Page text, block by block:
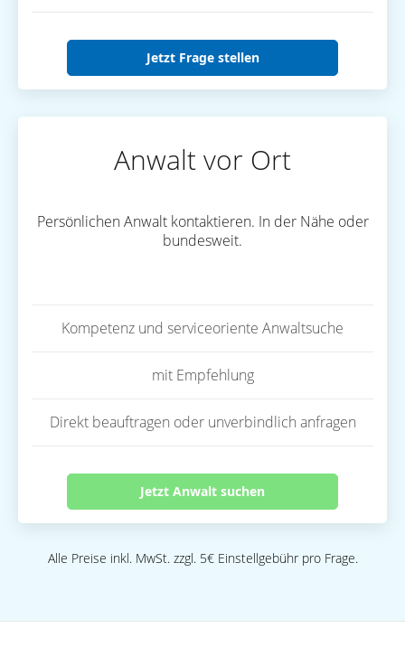
Jetzt Frage stellen
Anwalt vor Ort
Persönlichen Anwalt kontaktieren. In der Nähe oder
bundesweit.
Kompetenz und serviceoriente Anwaltsuche
mit Empfehlung
Direkt beauftragen oder unverbindlich anfragen
Jetzt Anwalt suchen
Alle Preise inkl. MwSt. zzgl. 5€ Einstellgebühr pro Frage.